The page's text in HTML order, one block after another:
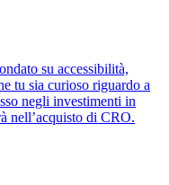
su accessibilità,
tu sia curioso riguardo a
negli investimenti in
nell’acquisto di CRO.